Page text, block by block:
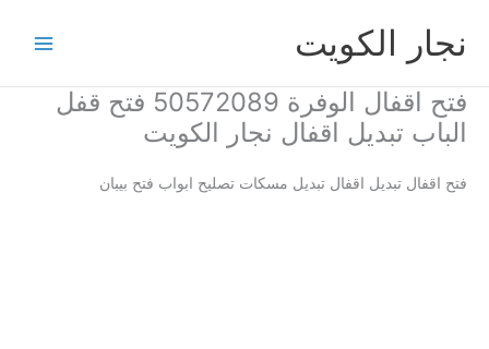
المحتوىنجار الكويت
فتح اقفال الوفرة 50572089 فتح قفل
الباب تبديل اقفال نجار الكويت
فتح اقفال تبديل اقفال تبديل مسكات تصليح ابواب فتح بيبان